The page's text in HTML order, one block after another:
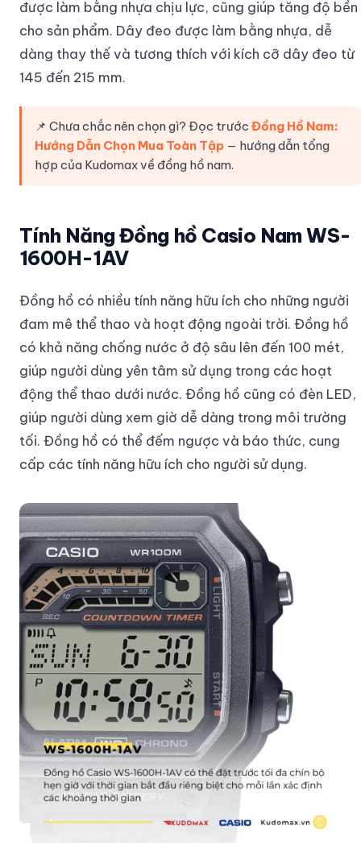
được làm bằng nhựa chịu lực, cũng giúp tăng độ bền
cho sản phẩm. Dây đeo được làm bằng nhựa, dễ
dàng thay thế và tương thích với kích cỡ dây đeo từ
145 đến 215 mm.
📌 Chưa chắc nên chọn gì? Đọc trước Đồng Hồ Nam:
Hướng Dẫn Chọn Mua Toàn Tập — hướng dẫn tổng
hợp của Kudomax về đồng hồ nam.
Tính Năng Đồng hồ Casio Nam WS-
1600H-1AV
Đồng hồ có nhiều tính năng hữu ích cho những người
đam mê thể thao và hoạt động ngoài trời. Đồng hồ
có khả năng chống nước ở độ sâu lên đến 100 mét,
giúp người dùng yên tâm sử dụng trong các hoạt
động thể thao dưới nước. Đồng hồ cũng có đèn LED,
giúp người dùng xem giờ dễ dàng trong môi trường
tối. Đồng hồ có thể đếm ngược và báo thức, cung
cấp các tính năng hữu ích cho người sử dụng.